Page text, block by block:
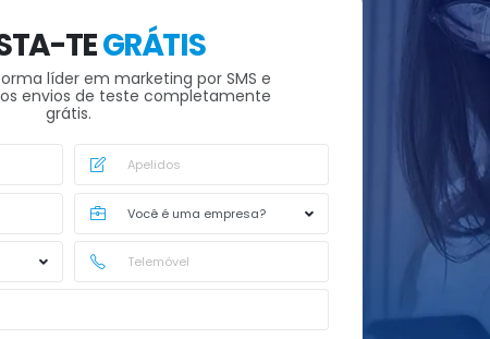
TEGRÁTIS
líder em marketing por SMS e
envios de teste completamente
grátis.